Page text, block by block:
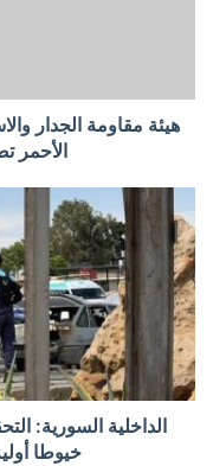
هيئة مقاومة الجدار
الأحمر
الداخلية السورية:
‏خيوطا